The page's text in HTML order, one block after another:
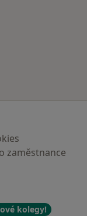
zaměstnance
kolegy!